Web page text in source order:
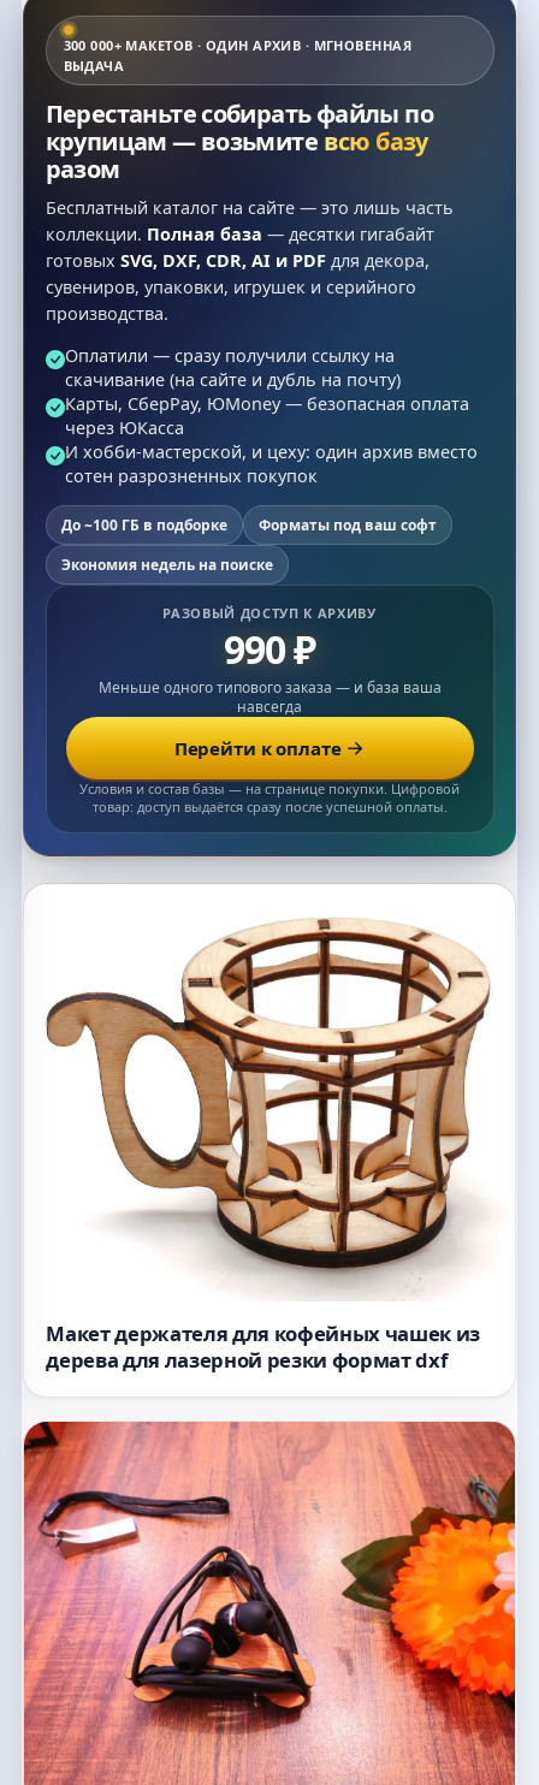
300 000+ МАКЕТОВ · ОДИН АРХИВ · МГНОВЕННАЯ
ВЫДАЧА
Перестаньте собирать файлы по
крупицам — возьмите всю базу
разом
Бесплатный каталог на сайте — это лишь часть
коллекции. Полная база — десятки гигабайт
готовых SVG, DXF, CDR, AI и PDFдля декора,
сувениров, упаковки, игрушек и серийного
производства.
Оплатили — сразу получили ссылку на
скачивание (на сайте и дубль на почту)
Карты, СберPay, ЮMoney — безопасная оплата
через ЮКасса
И хобби-мастерской, и цеху: один архив вместо
сотен разрозненных покупок
До ~100 ГБ в подборке
Форматы под ваш софт
Экономия недель на поиске
РАЗОВЫЙ ДОСТУП К АРХИВУ
990 ₽
Меньше одного типового заказа — и база ваша
навсегда
Перейти к оплате
Условия и состав базы — на странице покупки. Цифровой
товар: доступ выдаётся сразу после успешной оплаты.
Список макетов
Макет держателя для кофейных чашек из
дерева для лазерной резки формат dxf